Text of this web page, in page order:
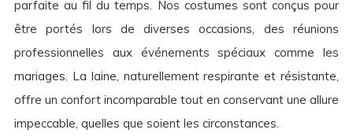
parfaite au fil du temps. Nos costumes sont conçus pour
être portés lors de diverses occasions, des réunions
professionnelles aux événements spéciaux comme les
mariages. La laine, naturellement respirante et résistante,
offre un confort incomparable tout en conservant une allure
impeccable, quelles que soient les circonstances.